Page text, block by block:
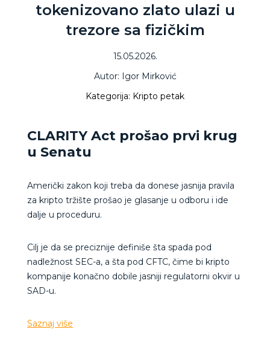
tokenizovano zlato ulazi u
trezore sa fizičkim
15.05.2026.
Autor: Igor Mirković
Kategorija: Kripto petak
CLARITY Act prošao prvi krug
u Senatu
Američki zakon koji treba da donese jasnija pravila
za kripto tržište prošao je glasanje u odboru i ide
dalje u proceduru.
Cilj je da se preciznije definiše šta spada pod
nadležnost SEC-a, a šta pod CFTC, čime bi kripto
kompanije konačno dobile jasniji regulatorni okvir u
SAD-u.
Saznaj više